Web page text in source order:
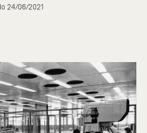
24/06/2021